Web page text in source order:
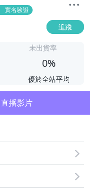
實名驗證
追蹤
未出貨率
0%
優於全站平均
直播影片